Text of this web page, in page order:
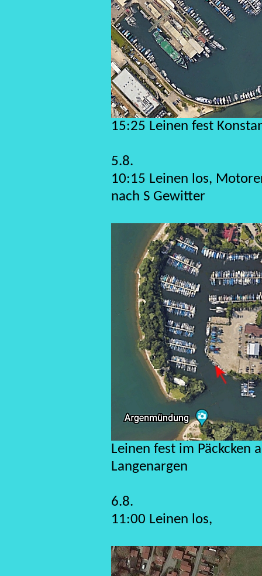
15:25 Leinen fest
5.8.
10:15 Leinen los,
nach S Gewitter
Leinen fest im Päckcken
Langenargen
6.8.
11:00 Leinen los,